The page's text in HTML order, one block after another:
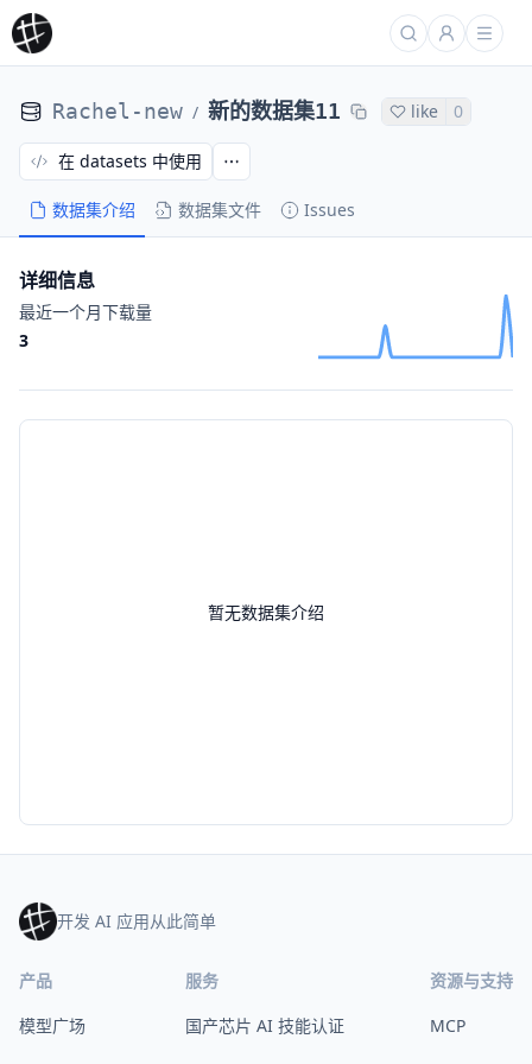
Rachel-new / 新的数据集11 like 0
数据集介绍 数据集文件 Issues
在 datasets 中使用
暂无数据集介绍
详细信息
最近一个月下载量
3
开发 AI 应用从此简单
产品
模型广场
服务
国产芯片 AI 技能认证
资源与支持
MCP